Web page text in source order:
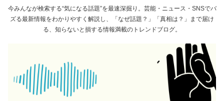
今みんなが検索する“気になる話題”を最速深掘り。芸能・ニュース・SNSでバ
ズる最新情報をわかりやすく解説し、「なぜ話題？」「真相は？」まで届け
る、知らないと損する情報満載のトレンドブログ。